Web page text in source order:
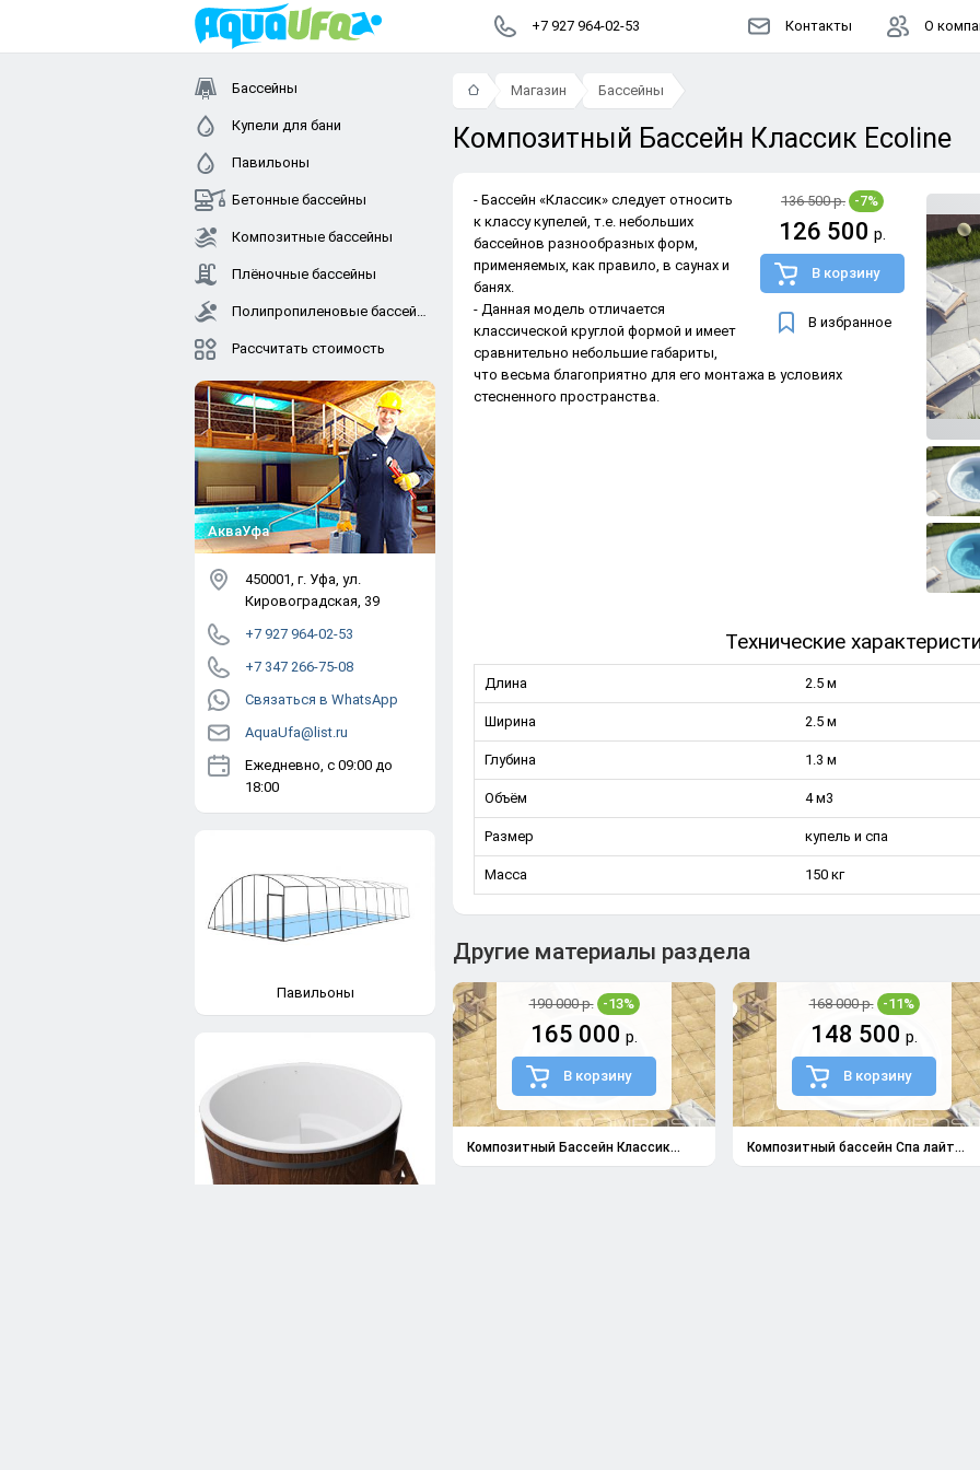
+7 927 964-02-53 Контакты О
Бассейны
Купели для бани
Павильоны
Бетонные бассейны
Композитные бассейны
Плёночные бассейны
Полипропиленовые бассейны
Рассчитать стоимость
​АкваУфа
450001, г. Уфа, ул.
Кировоградская, 39
+7 927 964-02-53
+7 347 266-75-08
Связаться в WhatsApp
AquaUfa@list.ru
Ежедневно, с 09:00 до
18:00
Павильоны
Магазин Бассейны
Композитный Бассейн Классик Ecoline
136 500 р. -7%
126 500 р.
В корзину
В избранное
- Бассейн «Классик» следует относить
к классу купелей, т.е. небольших
бассейнов разнообразных форм,
применяемых, как правило, в саунах и
банях.
- Данная модель отличается
классической круглой формой и имеет
сравнительно небольшие габариты,
что весьма благоприятно для его монтажа в условиях
стесненного пространства.
Технические
Длина 2.5 м
Ширина 2.5 м
Глубина 1.3 м
Объём 4 м3
Размер купель и спа
Масса 150 кг
Другие материалы раздела
Композитный Бассейн Классик...
190 000 р. -13%
165 000 р.
В корзину
Композитный бассейн Спа лайт...
168 000 р. -11%
148 500 р.
В корзину